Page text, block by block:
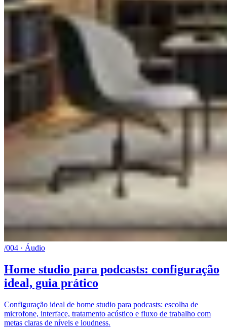
/004 · Áudio
Home studio para podcasts: configuração
ideal, guia prático
Configuração ideal de home studio para podcasts: escolha de
microfone, interface, tratamento acústico e fluxo de trabalho com
metas claras de níveis e loudness.